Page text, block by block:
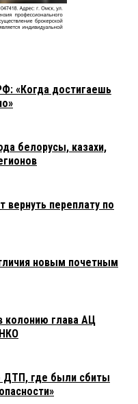
«Когда достигаешь
белорусы, казахи,
переплату по
новым почетным
колонию глава АЦ
ДТП, где были сбиты